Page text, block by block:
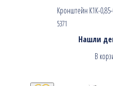
Кронштейн К1К-
5371
Нашли
В